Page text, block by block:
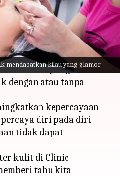
mendapatkan kilau yang glamor
01:36 pm
keinginan untuk
hal yang lumrah
dengan atau tanpa
kepercayaan
diri pada diri
tidak dapat
kulit di Clinic
tahu kita